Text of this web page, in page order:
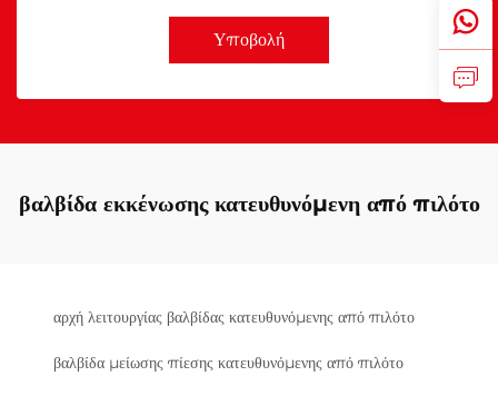
Υποβολή
βαλβίδα εκκένωσης κατευθυνόμενη από πιλότο
αρχή λειτουργίας βαλβίδας κατευθυνόμενης από πιλότο
βαλβίδα μείωσης πίεσης κατευθυνόμενης από πιλότο